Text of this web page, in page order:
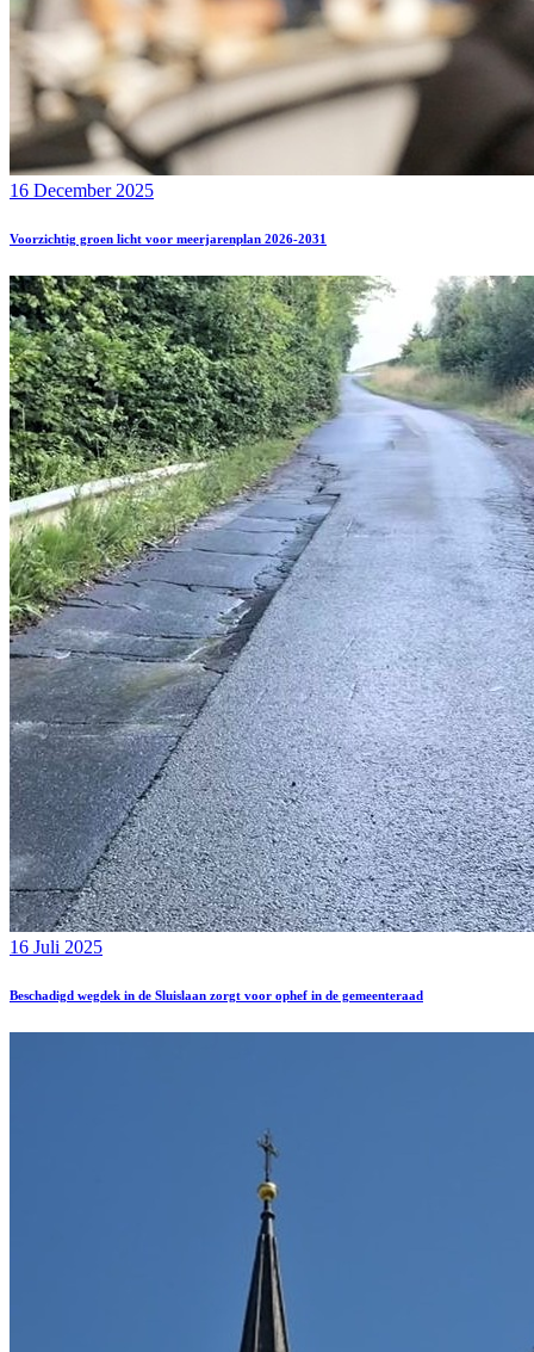
16 December 2025
Voorzichtig groen licht voor meerjarenplan 2026-2031
16 Juli 2025
Beschadigd wegdek in de Sluislaan zorgt voor ophef in de gemeenteraad